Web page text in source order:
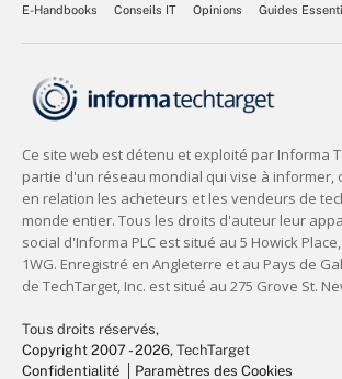
E-Handbooks Conseils IT Opinions Guides
Tous droits réservés,
Copyright 2007 - 2026, TechTarget
Confidentialité
Paramètres des Cookies